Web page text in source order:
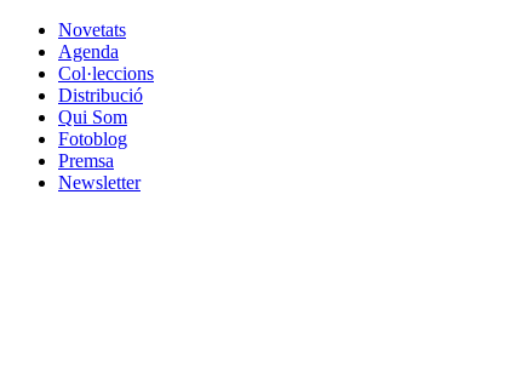
Novetats
Agenda
Col·leccions
Distribució
Qui Som
Fotoblog
Premsa
Newsletter